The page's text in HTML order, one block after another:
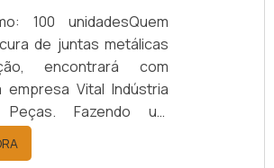
100 unidadesQuem
de juntas metálicas
encontrará com
Vital Indústria
Fazendo um
por meio da maior
área, é possível achar a